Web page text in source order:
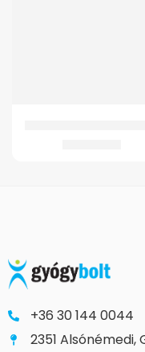
+36 30 144 0044
2351 Alsónémedi,